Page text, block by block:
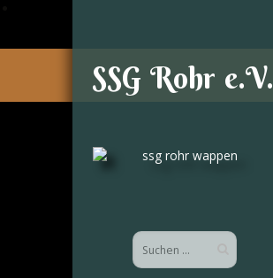
SSG Rohr e.V.